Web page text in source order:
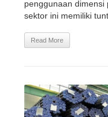
penggunaan dimensi
sektor ini memiliki
Read More